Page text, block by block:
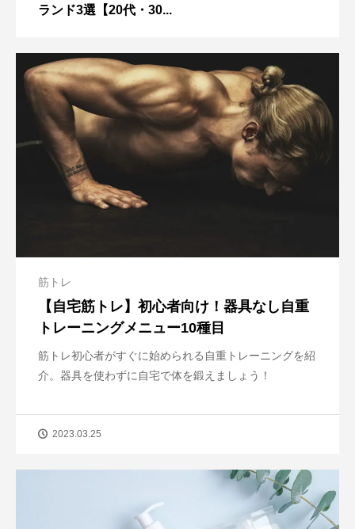
ランド3選【20代・30...
筋トレ
【自宅筋トレ】初心者向け！器具なし自重
トレーニングメニュー10種目
筋トレ初心者がすぐに始められる自重トレーニングを紹
介。器具を使わずに自宅で体を鍛えましょう！
2023.03.25